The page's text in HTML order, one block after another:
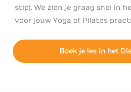
stip). We zien je graag snel in
voor jouw Yoga of Pilates
Boek je les in het